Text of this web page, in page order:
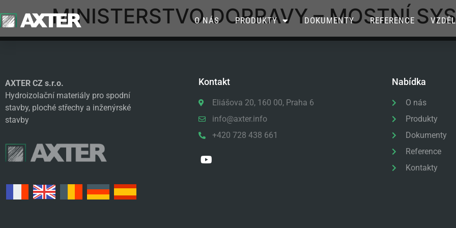
O NÁS PRODUKTY DOKUMENTY REFERENCE
MINISTERSTVO DOPRAVY – MOSTNÍ
AXTER CZ s.r.o.
Hydroizolační materiály pro spodní
stavby, ploché střechy a inženýrské
stavby
Kontakt
Eliášova 20, 160 00, Praha 6
info@axter.info
+420 728 438 661
Nabídka
O nás
Produkty
Dokumenty
Reference
Kontakty